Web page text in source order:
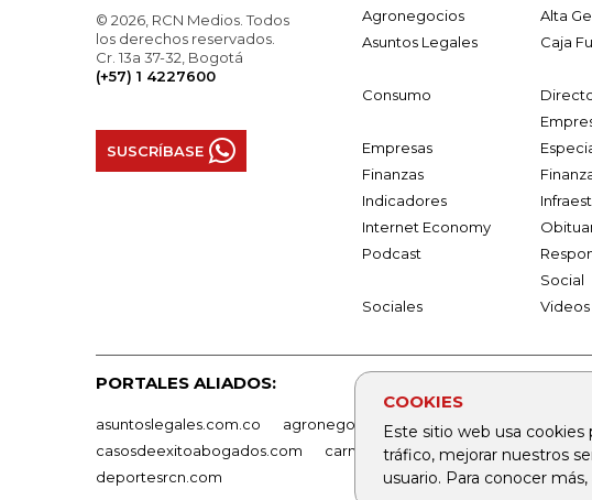
COOKIES
Este sitio web usa cookies
tráfico, mejorar nuestros
usuario. Para conocer
© 2026, RCN Medios. Todos
los derechos reservados.
Cr. 13a 37-32, Bogotá
(+57) 1 4227600
SUSCRÍBASE
Agronegocios Alta
Asuntos Legales
Caja
Consumo
Empresas
Finanzas
Indicadores
Internet Economy
Podcast
Social
Sociales Videos
PORTALES ALIADOS:
asuntoslegales.com.co agronegocios.co
casosdeexitoabogados.com
carnavalindustriacultural.com
deportesrcn.com